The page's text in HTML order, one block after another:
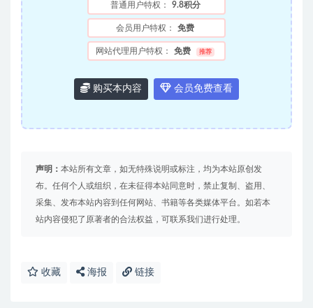
普通用户特权： 9.8积分
会员用户特权： 免费
网站代理用户特权： 免费 推荐
购买本内容 会员免费查看
声明： 本站所有文章，如无特殊说明或标注，均为本站原创发
布。任何个人或组织，在未征得本站同意时，禁止复制、盗用、
采集、发布本站内容到任何网站、书籍等各类媒体平台。如若本
站内容侵犯了原著者的合法权益，可联系我们进行处理。
收藏 海报 链接